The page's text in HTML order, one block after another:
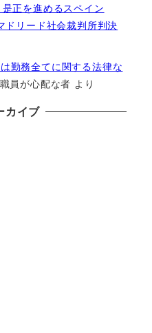
正を進めるスペイン
ドリード社会裁判所判決
勤務全てに関する法律な
員が心配な者 より
カイブ